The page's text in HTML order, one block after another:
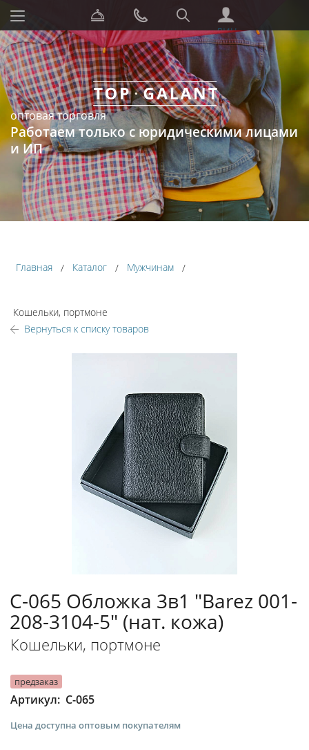
оптовая торговля
Работаем только с юридическими лицами
и ИП
СЕРВИС
ЗАКАЗАТЬ
ЗВОНОК
ПОИСК
ЛИЧНЫЙ
КАБИНЕТ
Главная Каталог Мужчинам
Кошельки, портмоне
Вернуться к списку товаров
C-065 Обложка 3в1 "Barez 001-
208-3104-5" (нат. кожа)
Кошельки, портмоне
предзаказ
Артикул: C-065
Цена доступна оптовым покупателям